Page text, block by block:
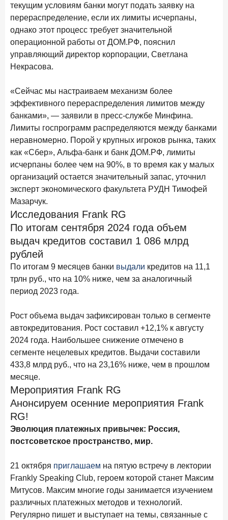
26 марта 2026 года ИССЛЕДОВАНИЕ
Не экосистемой единой: как пользователи
распределяют подписки
25 марта 2026 года ИССЛЕДОВАНИЕ
Ипотека. Итоги работы крупнейших ипотечных банков
18 марта 2026 года ИССЛЕДОВАНИЕ
Банки начали снижать ставки по вкладам еще до
решения ЦБ
Frank RG объявила победителей кейс-чемпионата
2026 года
12 марта 2026 года ИССЛЕДОВАНИЕ
Банки ускорили работу с претензиями
Рассылка Frank RG
Итоги недели, наша трактовка основных событий
на банковском рынке
ПОДПИСАТЬСЯ
Я даюсогласие на получение информационной и рекламной рассылкиот
Политика конфиденциальности
10 марта 2026 года ИССЛЕДОВАНИЕ
Куда уходят деньги? Frank RG исследует рынок
вкладов
6 марта 2026 года
По итогам февраля 2026 года объем выдач кредитов
составил 748,4 млрд руб.
в январе 2026 года
18 февраля 2026 года ИССЛЕДОВАНИЕ
Не по цене, а по ценности: как россияне выбирали
подписки в 2025 году?
текущим условиям банки могут подать заявку на
перераспределение, если их лимиты исчерпаны,
однако этот процесс требует значительной
операционной работы от ДОМ.РФ, пояснил
управляющий директор корпорации, Светлана
Некрасова.
«Сейчас мы настраиваем механизм более
эффективного перераспределения лимитов между
банками», — заявили в пресс-службе Минфина.
Лимиты госпрограмм распределяются между банками
неравномерно. Порой у крупных игроков рынка, таких
как «Сбер», Альфа-банк и банк ДОМ.РФ, лимиты
исчерпаны более чем на 90%, в то время как у малых
организаций остается значительный запас, уточнил
эксперт экономического факультета РУДН Тимофей
Мазарчук.
Исследования Frank RG
По итогам сентября 2024 года объем
выдач кредитов составил 1 086 млрд
рублей
По итогам 9 месяцев банки выдали кредитов на 11,1
трлн руб., что на 10% ниже, чем за аналогичный
период 2023 года.
Рост объема выдач зафиксирован только в сегменте
автокредитования. Рост составил +12,1% к августу
2024 года. Наибольшее снижение отмечено в
сегменте нецелевых кредитов. Выдачи составили
433,8 млрд руб., что на 23,16% ниже, чем в прошлом
месяце.
Мероприятия Frank RG
Анонсируем осенние мероприятия Frank
RG!
Эволюция платежных привычек: Россия,
постсоветское пространство, мир.
21 октября приглашаем на пятую встречу в лектории
Frankly Speaking Club, героем которой станет Максим
Митусов. Максим многие годы занимается изучением
различных платежных методов и технологий.
Регулярно пишет и выступает на темы, связанные с